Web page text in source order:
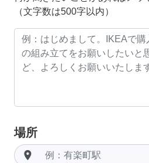
（文字数は500字以内）
場所
room